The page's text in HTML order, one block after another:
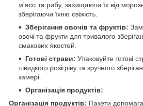
м'ясо та рибу, захищаючи їх від
зберігаючи їхню свіжість.
Зберігання овочів та фруктів:
овочі та фрукти для тривалого
смакових якостей.
Готові страви: Упаковуйте готові
швидкого розігріву та зручного
камері.
Організація продуктів:
Організація продуктів: Пакети